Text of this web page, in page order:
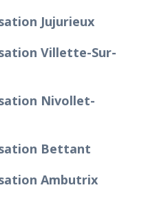
Jujurieux
Villette-Sur-
Nivollet-
Bettant
Ambutrix